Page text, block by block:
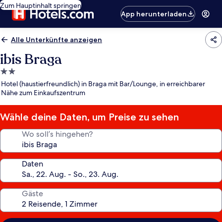
Zum Hauptinhalt springen
App herunterladen
Alle Unterkünfte anzeigen
ibis Braga
2.0-
Sterne-
Unterkunft
Hotel (haustierfreundlich) in Braga mit Bar/Lounge, in erreichbarer
Nähe zum Einkaufszentrum
Wähle deine Daten, um Preise zu sehen
Wo soll’s hingehen?
Daten
Gäste